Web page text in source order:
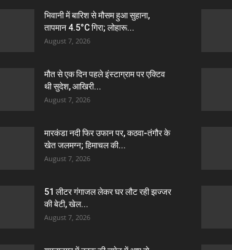
भिवानी में बारिश से मौसम हुआ सुहाना,
तापमान 4.5°C गिरा; लोहारू...
August 7, 2026
मौत से एक दिन पहले इंस्टाग्राम पर एक्टिव
थी सुदेश, आखिरी...
August 7, 2026
मारकंडा नदी फिर उफान पर, कठवा-तंगौर के
खेत जलमग्न; हिमाचल की...
August 7, 2026
51 लीटर गंगाजल लेकर घर लौट रही झज्जर
की बेटी, खेल...
August 7, 2026